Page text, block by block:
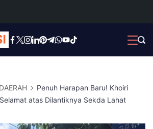
DAERAH
Penuh Harapan Baru! Khoiri
atas Dilantiknya Sekda Lahat